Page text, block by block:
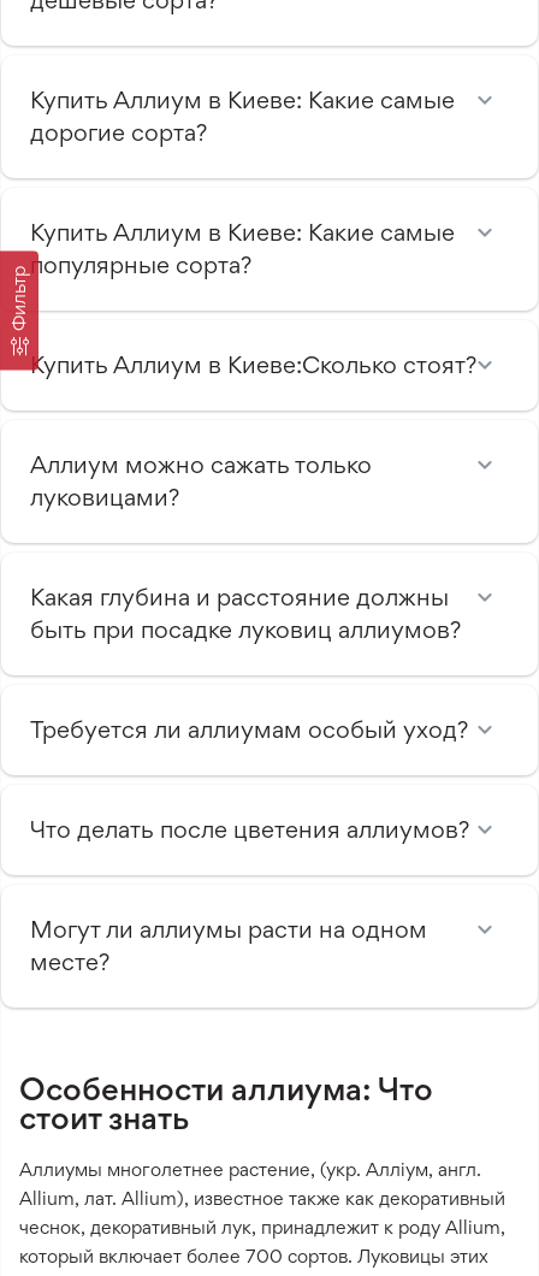
Фильтр
Купить Аллиум в Киеве: Какие самые
дорогие сорта?
Купить Аллиум в Киеве: Какие самые
популярные сорта?
Купить Аллиум в Киеве:Сколько стоят?
Аллиум можно сажать только
луковицами?
Какая глубина и расстояние должны
быть при посадке луковиц аллиумов?
Требуется ли аллиумам особый уход?
Что делать после цветения аллиумов?
Могут ли аллиумы расти на одном
месте?
Особенности аллиума: Что
стоит знать
Аллиумы многолетнее растение, (укр. Алліум, англ.
Allium, лат. Allium), известное также как декоративный
чеснок, декоративный лук, принадлежит к роду Allium,
который включает более 700 сортов. Луковицы этих